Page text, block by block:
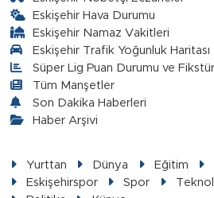
Eskişehir Hava Durumu
Eskişehir Namaz Vakitleri
Eskişehir Trafik Yoğunluk Haritası
Süper Lig Puan Durumu ve Fikstür
Tüm Manşetler
Son Dakika Haberleri
Haber Arşivi
Yurttan Dünya Eğitim
Eskişehirspor
Spor